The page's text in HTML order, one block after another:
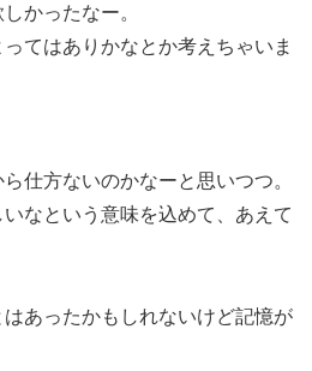
かったなー。
てはありかなとか考えちゃいま
仕方ないのかなーと思いつつ。
なという意味を込めて、あえて
あったかもしれないけど記憶が